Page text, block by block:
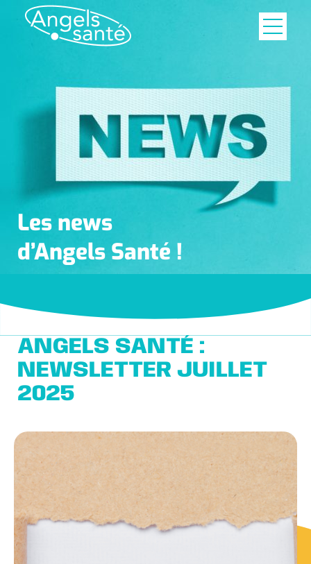
Les news
d’Angels Santé !
ANGELS SANTÉ :
NEWSLETTER JUILLET
2025